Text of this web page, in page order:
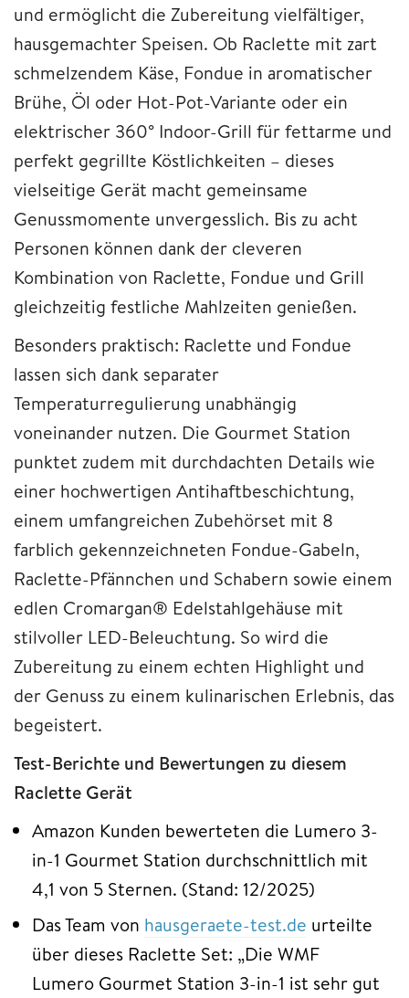
und ermöglicht die Zubereitung vielfältiger,
hausgemachter Speisen. Ob Raclette mit zart
schmelzendem Käse, Fondue in aromatischer
Brühe, Öl oder Hot-Pot-Variante oder ein
elektrischer 360° Indoor-Grill für fettarme und
perfekt gegrillte Köstlichkeiten – dieses
vielseitige Gerät macht gemeinsame
Genussmomente unvergesslich. Bis zu acht
Personen können dank der cleveren
Kombination von Raclette, Fondue und Grill
gleichzeitig festliche Mahlzeiten genießen.
Besonders praktisch: Raclette und Fondue
lassen sich dank separater
Temperaturregulierung unabhängig
voneinander nutzen. Die Gourmet Station
punktet zudem mit durchdachten Details wie
einer hochwertigen Antihaftbeschichtung,
einem umfangreichen Zubehörset mit 8
farblich gekennzeichneten Fondue-Gabeln,
Raclette-Pfännchen und Schabern sowie einem
edlen Cromargan® Edelstahlgehäuse mit
stilvoller LED-Beleuchtung. So wird die
Zubereitung zu einem echten Highlight und
der Genuss zu einem kulinarischen Erlebnis, das
begeistert.
Test-Berichte und Bewertungen zu diesem
Raclette Gerät
Amazon Kunden bewerteten die Lumero 3-
in-1 Gourmet Station durchschnittlich mit
4,1 von 5 Sternen. (Stand: 12/2025)
Das Team von hausgeraete-test.de urteilte
über dieses Raclette Set: „Die WMF
Lumero Gourmet Station 3-in-1 ist sehr gut